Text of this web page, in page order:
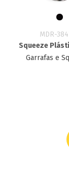
MDR-
Squeeze
Garrafas e